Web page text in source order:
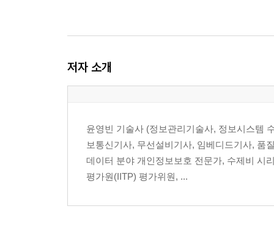
? 기출문제 2024년 3회
? 기출문제 2025년 2회
? 기출문제 2025년 3회
저자 소개
윤영빈 기술사 (정보관리기술사, 정보시스템
보통신기사, 무선설비기사, 임베디드기사, 품
데이터 분야 개인정보보호 전문가, 수제비 시
평가원(IITP) 평가위원, ...